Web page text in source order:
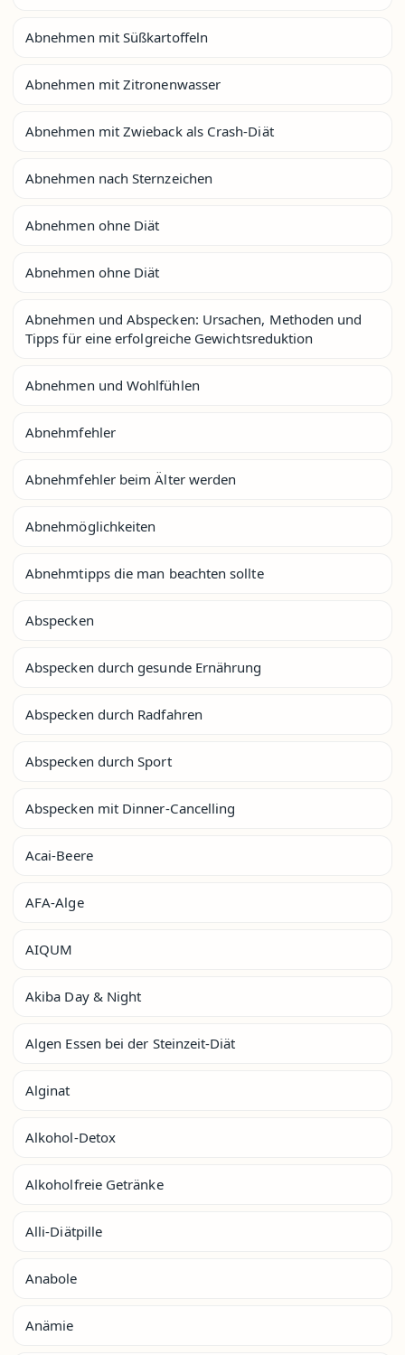
Abnehmen mit Süßkartoffeln
Abnehmen mit Zitronenwasser
Abnehmen mit Zwieback als Crash-Diät
Abnehmen nach Sternzeichen
Abnehmen ohne Diät
Abnehmen ohne Diät
Abnehmen und Abspecken: Ursachen, Methoden und
Tipps für eine erfolgreiche Gewichtsreduktion
Abnehmen und Wohlfühlen
Abnehmfehler
Abnehmfehler beim Älter werden
Abnehmöglichkeiten
Abnehmtipps die man beachten sollte
Abspecken
Abspecken durch gesunde Ernährung
Abspecken durch Radfahren
Abspecken durch Sport
Abspecken mit Dinner-Cancelling
Acai-Beere
AFA-Alge
AIQUM
Akiba Day & Night
Algen Essen bei der Steinzeit-Diät
Alginat
Alkohol-Detox
Alkoholfreie Getränke
Alli-Diätpille
Anabole
Anämie